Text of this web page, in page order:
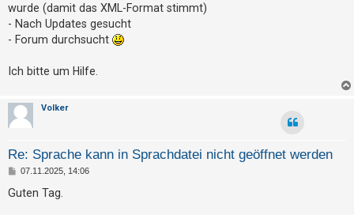
U
n
e
n
w
o
r
wurde (damit das XML-Format stimmt)
- Nach Updates gesucht
- Forum durchsucht
Ich bitte um Hilfe.
Volker
Re: Sprache kann in Sprachdatei nicht geöffnet werden
B
i
07.11.2025, 14:06
Guten Tag.